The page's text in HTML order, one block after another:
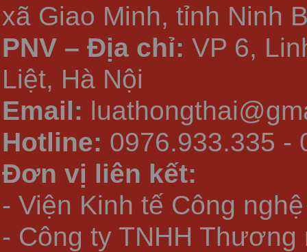
xã Giao Minh, tỉnh Ninh
PNV – Địa chỉ: VP 6,
Liệt, Hà Nội
Email:
Hotline: 0976.933.335 -
Đơn vị liên kết:
- Viện Kinh tế Công
- Công ty TNHH Thương